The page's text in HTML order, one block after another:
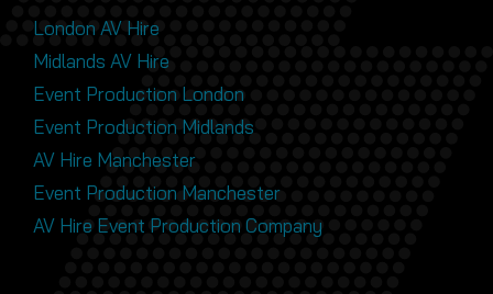
London AV Hire
Midlands AV Hire
Event Production London
Event Production Midlands
AV Hire Manchester
Event Production Manchester
AV Hire Event Production Company